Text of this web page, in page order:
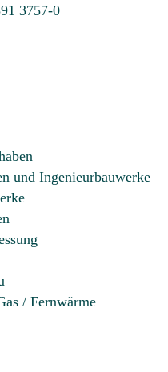
3757-0
und Ingenieurbauwerke
/ Fernwärme